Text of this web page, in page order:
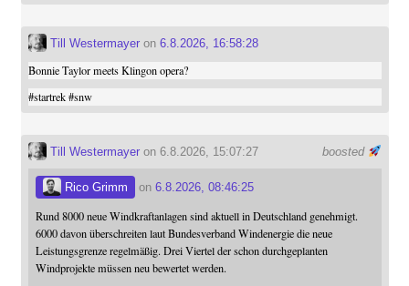
Till Westermayeron 6.8.2026, 16:58:28
Bonnie Taylor meets Klingon opera?
#startrek #snw
boosted
Till Westermayeron 6.8.2026, 15:07:27
Rico Grimm on 6.8.2026, 08:46:25
Rund 8000 neue Windkraftanlagen sind aktuell in Deutschland genehmigt.
6000 davon überschreiten laut Bundesverband Windenergie die neue
Leistungsgrenze regelmäßig. Drei Viertel der schon durchgeplanten
Windprojekte müssen neu bewertet werden.